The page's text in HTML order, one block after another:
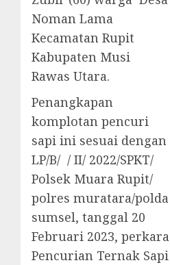
Noman Lama
Kecamatan Rupit
Kabupaten Musi
Rawas Utara.
Penangkapan
komplotan pencuri
sapi ini sesuai dengan
LP/B/ / II/ 2022/SPKT/
Polsek Muara Rupit/
polres muratara/polda
sumsel, tanggal 20
Februari 2023, perkara
Pencurian Ternak Sapi